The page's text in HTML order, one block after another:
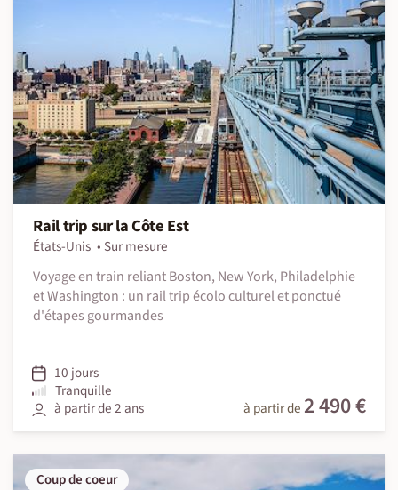
Rail trip sur la Côte Est
États-Unis
Sur mesure
Voyage en train reliant Boston, New York, Philadelphie
et Washington : un rail trip écolo culturel et ponctué
d'étapes gourmandes
10 jours
Tranquille
à partir de 2 ans
à partir de 2 490 €
Coup de coeur